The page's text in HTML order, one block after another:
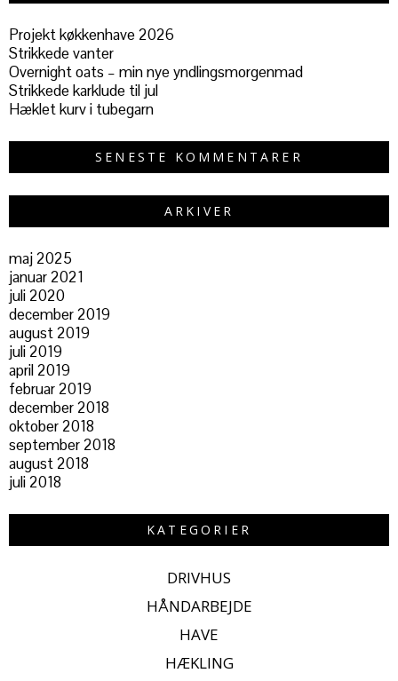
Projekt køkkenhave 2026
Strikkede vanter
Overnight oats – min nye yndlingsmorgenmad
Strikkede karklude til jul
Hæklet kurv i tubegarn
SENESTE KOMMENTARER
ARKIVER
maj 2025
januar 2021
juli 2020
december 2019
august 2019
juli 2019
april 2019
februar 2019
december 2018
oktober 2018
september 2018
august 2018
juli 2018
KATEGORIER
DRIVHUS
HÅNDARBEJDE
HAVE
HÆKLING